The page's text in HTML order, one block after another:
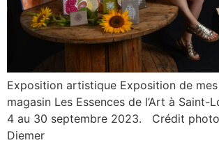
Exposition artistique Exposition de
magasin Les Essences de l’Art à Saint-
4 au 30 septembre 2023. Crédit photo
Diemer